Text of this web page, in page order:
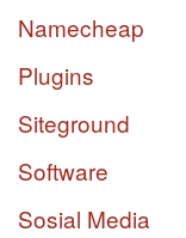
Namecheap
Plugins
Siteground
Software
Sosial Media